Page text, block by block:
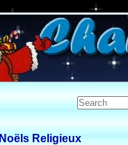
Noëls Religieux